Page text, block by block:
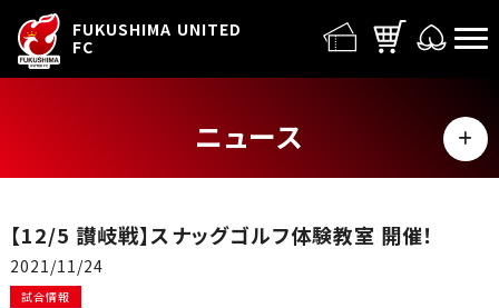
FUKUSHIMA UNITED
FC
ニュース
MENU
【12/5 讃岐戦】スナッグゴルフ体験教室 開催！
2021/11/24
試合情報